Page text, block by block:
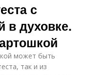
с
в духовке.
может быть
так и из